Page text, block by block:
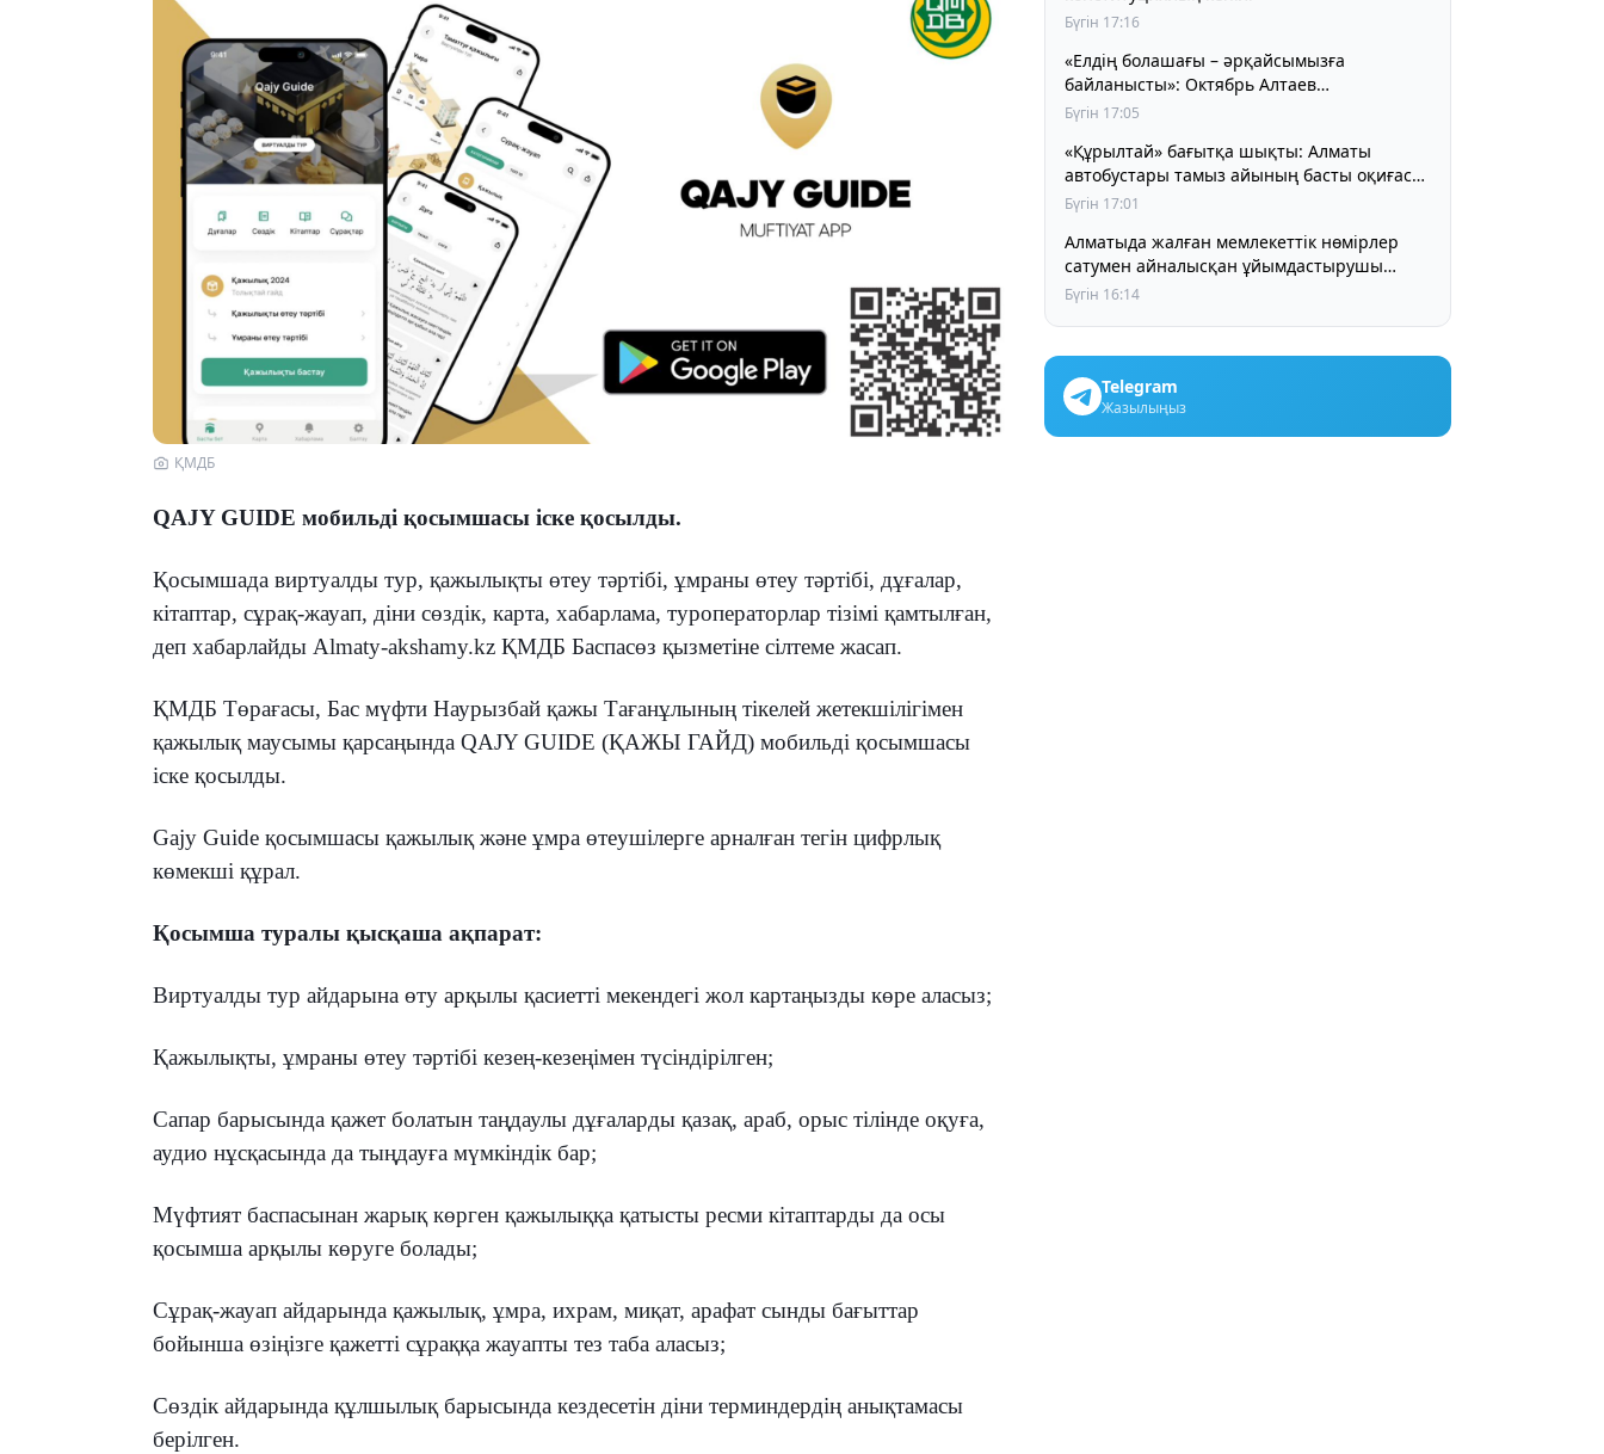
ҚМДБ
QAJY GUIDE мобильді қосымшасы іске қосылды.
Қосымшада виртуалды тур, қажылықты өтеу тәртібі, ұмраны өтеу тәртібі, дұғалар,
кітаптар, сұрақ-жауап, діни сөздік, карта, хабарлама, туроператорлар тізімі қамтылған,
деп хабарлайды Almaty-akshamy.kz ҚМДБ Баспасөз қызметіне сілтеме жасап.
ҚМДБ Төрағасы, Бас мүфти Наурызбай қажы Тағанұлының тікелей жетекшілігімен
қажылық маусымы қарсаңында QAJY GUIDE (ҚАЖЫ ГАЙД) мобильді қосымшасы
іске қосылды.
Gajy Guide қосымшасы қажылық және ұмра өтеушілерге арналған тегін цифрлық
көмекші құрал.
Қосымша туралы қысқаша ақпарат:
Виртуалды тур айдарына өту арқылы қасиетті мекендегі жол картаңызды көре аласыз;
Қажылықты, ұмраны өтеу тәртібі кезең-кезеңімен түсіндірілген;
Сапар барысында қажет болатын таңдаулы дұғаларды қазақ, араб, орыс тілінде оқуға,
аудио нұсқасында да тыңдауға мүмкіндік бар;
Мүфтият баспасынан жарық көрген қажылыққа қатысты ресми кітаптарды да осы
қосымша арқылы көруге болады;
Сұрақ-жауап айдарында қажылық, ұмра, ихрам, миқат, арафат сынды бағыттар
бойынша өзіңізге қажетті сұраққа жауапты тез таба аласыз;
Сөздік айдарында құлшылық барысында кездесетін діни терминдердің анықтамасы
берілген.
Бүгін 17:16
«Елдің болашағы – әрқайсымызға
байланысты»: Октябрь Алтаев
қазақстандықтарға маңызды үндеу жасады
Бүгін 17:05
«Құрылтай» бағытқа шықты: Алматы
автобустары тамыз айының басты оқиғасы
туралы айта бастады
Бүгін 17:01
Алматыда жалған мемлекеттік нөмірлер
сатумен айналысқан ұйымдастырушы
ұсталды
Бүгін 16:14
Telegram
Жазылыңыз